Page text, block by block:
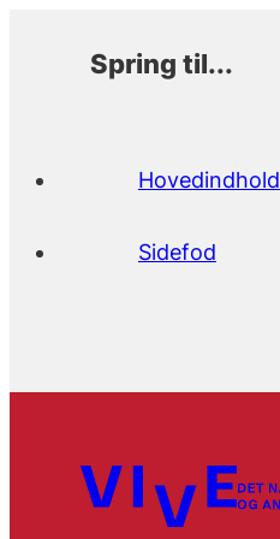
Spring til...
Hovedindhold
Sidefod